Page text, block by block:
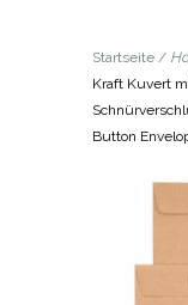
Startseite /
Kraft Kuvert
Button